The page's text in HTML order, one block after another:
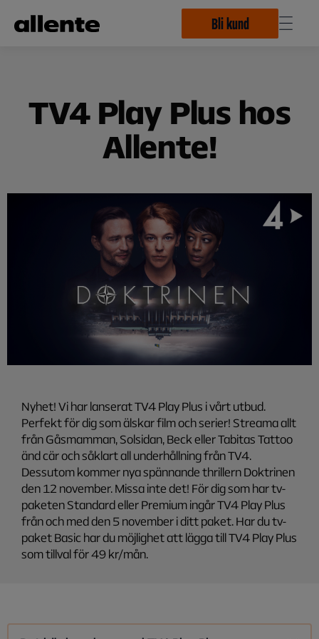
Bli kund
TV4 Play Plus hos
Allente!
Nyhet! Vi har lanserat TV4 Play Plus i vårt utbud.
Perfekt för dig som älskar film och serier! Streama allt
från Gåsmamman, Solsidan, Beck eller Tabitas Tattoo
änd cär och såklart all underhållning från TV4.
Dessutom kommer nya spännande thrillern Doktrinen
den 12 november. Missa inte det! För dig som har tv-
paketen Standard eller Premium ingår TV4 Play Plus
från och med den 5 november i ditt paket. Har du tv-
paket Basic har du möjlighet att lägga till TV4 Play Plus
som tillval för 49 kr/mån.